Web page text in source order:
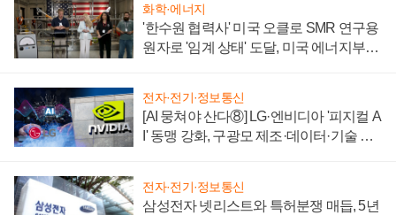
화학·에너지
'한수원 협력사' 미국 오클로 SMR 연구용
원자로 '임계 상태' 도달, 미국 에너지부
전자·전기·정보통신
[AI 뭉쳐야 산다⑧] LG·엔비디아 '피지컬 A
I' 동맹 강화, 구광모 제조·데이터·기술 결
전자·전기·정보통신
삼성전자 넷리스트와 특허분쟁 매듭, 5년